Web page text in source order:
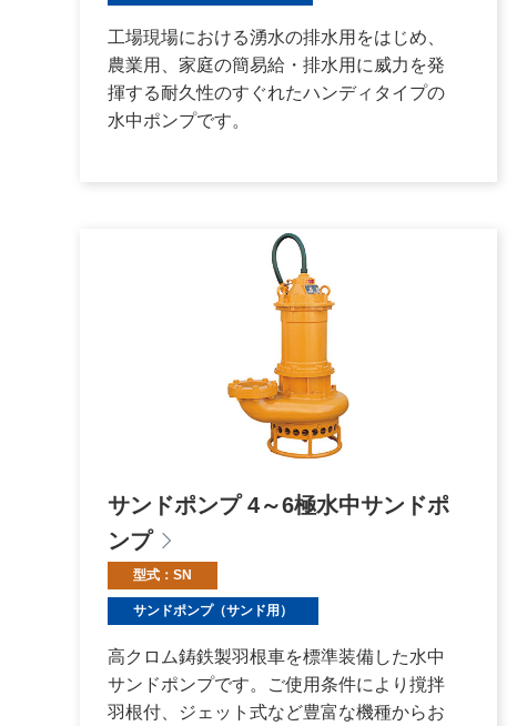
工場現場における湧水の排水用をはじめ、
農業用、家庭の簡易給・排水用に威力を発
揮する耐久性のすぐれたハンディタイプの
水中ポンプです。
サンドポンプ 4～6極水中サンドポ
ンプ
型式：SN
サンドポンプ（サンド用）
高クロム鋳鉄製羽根車を標準装備した水中
サンドポンプです。ご使用条件により撹拌
羽根付、ジェット式など豊富な機種からお